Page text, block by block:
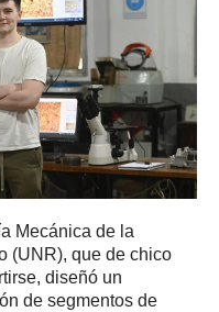
Mecánica de la
(UNR), que de chico
diseñó un
de segmentos de